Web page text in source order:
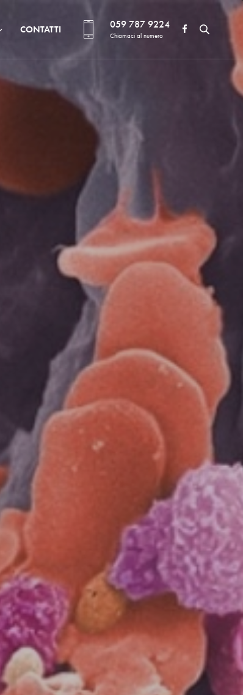
CONTATTI 059 787 9224
Chiamaci al numero